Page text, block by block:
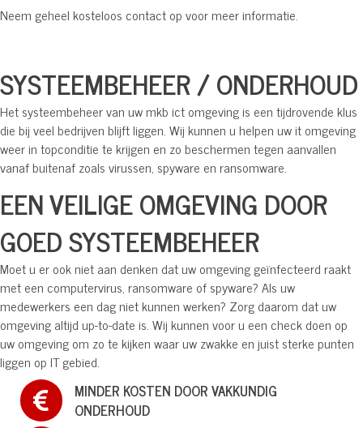
Neem geheel kosteloos contact op voor meer informatie.
SYSTEEMBEHEER / ONDERHOUD
Het systeembeheer van uw mkb ict omgeving is een tijdrovende klus
die bij veel bedrijven blijft liggen. Wij kunnen u helpen uw it omgeving
weer in topconditie te krijgen en zo beschermen tegen aanvallen
vanaf buitenaf zoals virussen, spyware en ransomware.
EEN VEILIGE OMGEVING DOOR
GOED SYSTEEMBEHEER
Moet u er ook niet aan denken dat uw omgeving geïnfecteerd raakt
met een computervirus, ransomware of spyware? Als uw
medewerkers een dag niet kunnen werken? Zorg daarom dat uw
omgeving altijd up-to-date is. Wij kunnen voor u een check doen op
uw omgeving om zo te kijken waar uw zwakke en juist sterke punten
liggen op IT gebied.
MINDER KOSTEN DOOR VAKKUNDIG
ONDERHOUD